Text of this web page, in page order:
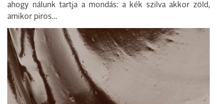
ahogy nálunk tartja a mondás: a kék szilva akkor zöld,
amikor piros…